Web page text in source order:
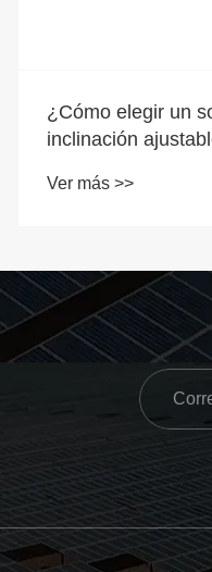
¿Cómo elegir un
inclinación
Ver más >>